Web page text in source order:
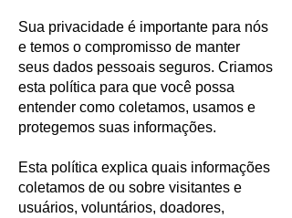
Sua privacidade é importante para nós
e temos o compromisso de manter
seus dados pessoais seguros. Criamos
esta política para que você possa
entender como coletamos, usamos e
protegemos suas informações.
Esta política explica quais informações
coletamos de ou sobre visitantes e
usuários, voluntários, doadores,